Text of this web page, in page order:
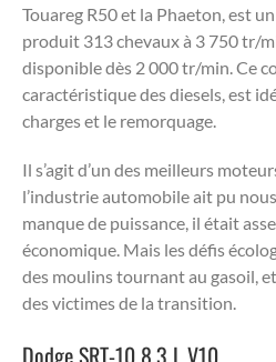
Touareg R50 et la Phaeton, est
produit 313 chevaux à 3 750 tr/
disponible dès 2 000 tr/min. Ce
caractéristique des diesels, est
charges et le remorquage.
Il s’agit d’un des meilleurs
l’industrie automobile ait pu
manque de puissance, il était
économique. Mais les défis
des moulins tournant au gasoil,
des victimes de la transition.
Dodge SRT-10 8.3 L V10